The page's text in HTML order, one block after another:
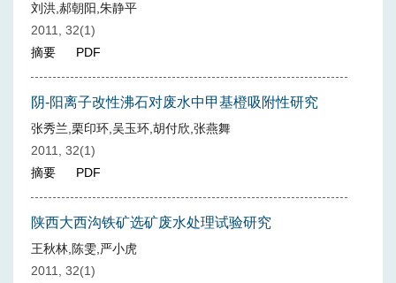
刘洪,郝朝阳,朱静平
2011, 32(1)
摘要
PDF
阴-阳离子改性沸石对废水中甲基橙吸附性研究
张秀兰,栗印环,吴玉环,胡付欣,张燕舞
2011, 32(1)
摘要
PDF
陕西大西沟铁矿选矿废水处理试验研究
王秋林,陈雯,严小虎
2011, 32(1)